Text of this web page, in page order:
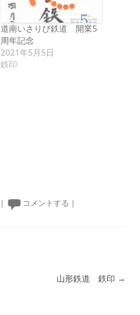
道南いさりび鉄道 開業5
周年記念
2021年5月5日
鉄印
| コメントする |
山形鉄道 鉄印 →